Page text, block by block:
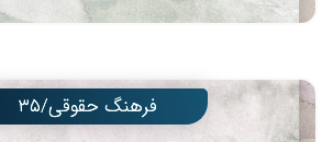
فرهنگ حقوقی/۳۵